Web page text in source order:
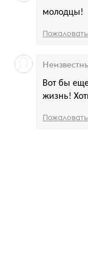
молодцы!
Вот бы
жизнь!